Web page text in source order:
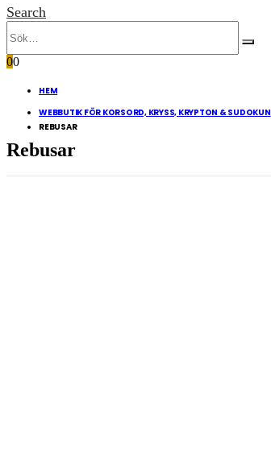
Search
00
HEM
WEBBUTIK FÖR KORSORD, KRYSS, KRYPTON & SUDOKUN
REBUSAR
Rebusar